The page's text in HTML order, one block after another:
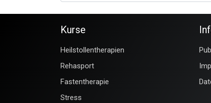
Kurse
Heilstollentherapien
Rehasport
Fastentherapie
Stress